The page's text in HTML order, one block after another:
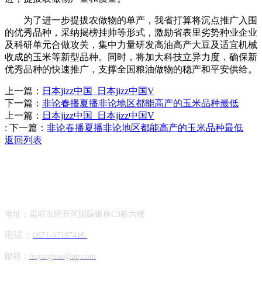
为了进一步提拔农做物的单产，我省打算将沉点推广入围
的优秀品种，采纳揭榜挂帅等形式，激励省表里劣势种业企业
及科研单元合做攻关，集中力量研发高油高产大豆及适宜机械
收成的玉米等新型品种。同时，将加大科技立异力度，确保新
优秀品种的快速推广，支撑全国粮油做物的稳产和平安供给。
上一篇： 日本jizz中国_日本jizz中国V
下一篇： 非论春播夏播非论地区都能高产的玉米品种最低
上一篇： 日本jizz中国_日本jizz中国V
: 下一篇： 非论春播夏播非论地区都能高产的玉米品种最低
返回列表
地址：昆明市经开区国际银座C3栋六楼
电话： 0871-67187418
邮箱： liujanghua@qq.com